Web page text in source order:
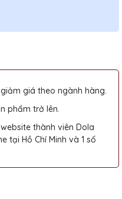
giá theo ngành hàng.
phẩm trở lên.
thành viên Dola
tại Hồ Chí Minh và 1 số